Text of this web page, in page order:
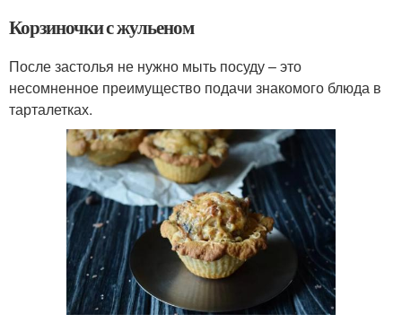
Корзиночки с жульеном
После застолья не нужно мыть посуду – это
несомненное преимущество подачи знакомого блюда в
тарталетках.